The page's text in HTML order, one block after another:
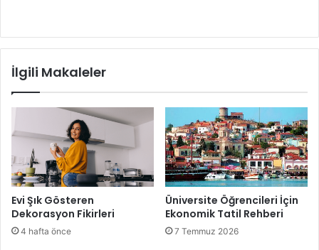
İlgili Makaleler
Evi Şık Gösteren
Dekorasyon Fikirleri
4 hafta önce
Üniversite Öğrencileri İçin
Ekonomik Tatil Rehberi
7 Temmuz 2026